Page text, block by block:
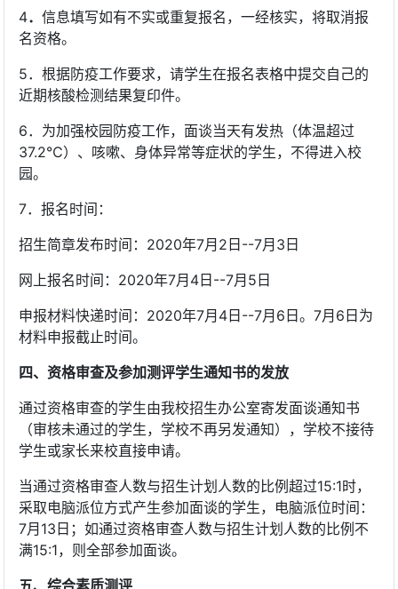
4． 信息填写如有不实或重复报名，一经核实，将取消报
名资格。
5．根据防疫工作要求，请学生在报名表格中提交自己的
近期核酸检测结果复印件。
6．为加强校园防疫工作，面谈当天有发热（体温超过
37.2℃）、咳嗽、身体异常等症状的学生，不得进入校
园。
7．报名时间：
招生简章发布时间：2020年7月2日--7月3日
网上报名时间：2020年7月4日--7月5日
申报材料快递时间：2020年7月4日--7月6日。7月6日为
材料申报截止时间。
四、资格审查及参加测评学生通知书的发放
通过资格审查的学生由我校招生办公室寄发面谈通知书
（审核未通过的学生，学校不再另发通知），学校不接待
学生或家长来校直接申请。
当通过资格审查人数与招生计划人数的比例超过15:1时，
采取电脑派位方式产生参加面谈的学生，电脑派位时间：
7月13日；如通过资格审查人数与招生计划人数的比例不
满15:1，则全部参加面谈。
五、综合素质测评